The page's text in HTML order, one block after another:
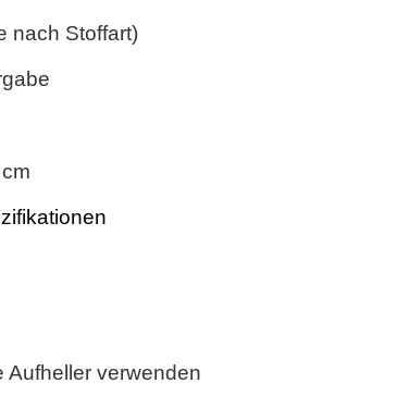
nach Stoffart)
Aufheller verwenden